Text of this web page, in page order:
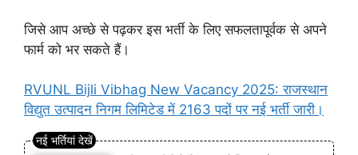
जिसे आप अच्छे से पढ़कर इस भर्ती के लिए सफलतापूर्वक से अपने
फार्म को भर सकते हैं।
RVUNL Bijli Vibhag New Vacancy 2025: राजस्थान
विद्युत उत्पादन निगम लिमिटेड में 2163 पदों पर नई भर्ती जारी।